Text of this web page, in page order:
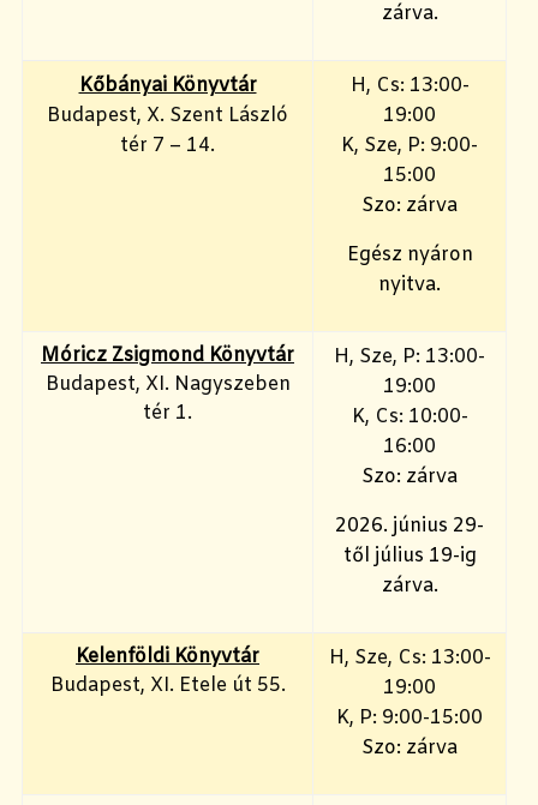
zárva.
Kőbányai Könyvtár
Budapest, X. Szent László
tér 7 – 14.
H, Cs: 13:00-
19:00
K, Sze, P: 9:00-
15:00
Szo: zárva
Egész nyáron
nyitva.
Móricz Zsigmond Könyvtár
Budapest, XI. Nagyszeben
tér 1.
H, Sze, P: 13:00-
19:00
K, Cs: 10:00-
16:00
Szo: zárva
2026. június 29-
től július 19-ig
zárva.
Kelenföldi Könyvtár
Budapest, XI. Etele út 55.
H, Sze, Cs: 13:00-
19:00
K, P: 9:00-15:00
Szo: zárva